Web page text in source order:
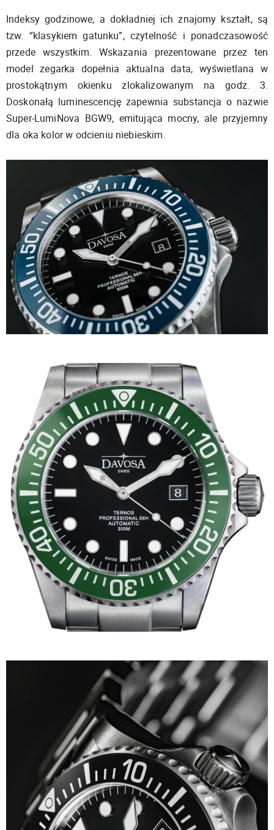
Indeksy godzinowe, a dokładniej ich znajomy kształt, są
tzw. “klasykiem gatunku”, czytelność i ponadczasowość
przede wszystkim. Wskazania prezentowane przez ten
model zegarka dopełnia aktualna data, wyświetlana w
prostokątnym okienku zlokalizowanym na godz. 3.
Doskonałą luminescencję zapewnia substancja o nazwie
Super-LumiNova BGW9, emitująca mocny, ale przyjemny
dla oka kolor w odcieniu niebieskim.